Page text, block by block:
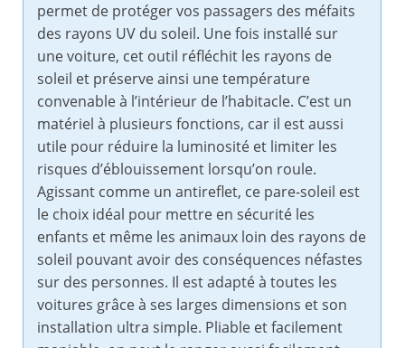
permet de protéger vos passagers des méfaits
des rayons UV du soleil. Une fois installé sur
une voiture, cet outil réfléchit les rayons de
soleil et préserve ainsi une température
convenable à l’intérieur de l’habitacle. C’est un
matériel à plusieurs fonctions, car il est aussi
utile pour réduire la luminosité et limiter les
risques d’éblouissement lorsqu’on roule.
Agissant comme un antireflet, ce pare-soleil est
le choix idéal pour mettre en sécurité les
enfants et même les animaux loin des rayons de
soleil pouvant avoir des conséquences néfastes
sur des personnes. Il est adapté à toutes les
voitures grâce à ses larges dimensions et son
installation ultra simple. Pliable et facilement